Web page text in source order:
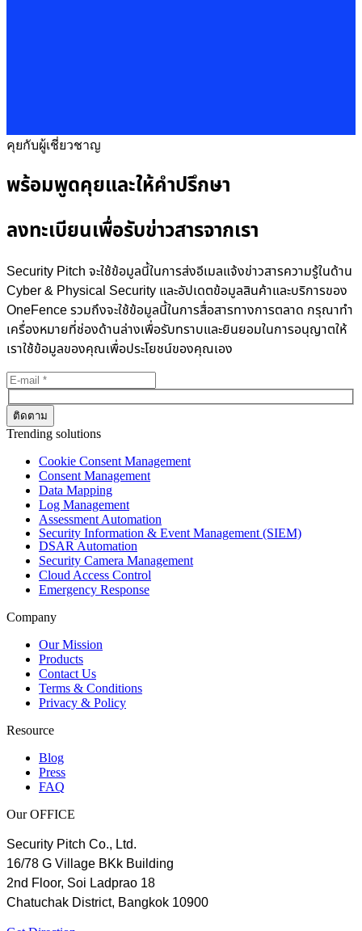
คุยกับผู้เชี่ยวชาญ
พร้อมพูดคุยและให้คำปรึกษา
ลงทะเบียนเพื่อรับข่าวสารจากเรา
Security Pitch จะใช้ข้อมูลนี้ในการส่งอีเมลแจ้งข่าวสารความรู้ในด้าน
Cyber & Physical Security และอัปเดตข้อมูลสินค้าและบริการของ
OneFence รวมถึงจะใช้ข้อมูลนี้ในการสื่อสารทางการตลาด กรุณาทำ
เครื่องหมายที่ช่องด้านล่างเพื่อรับทราบและยินยอมในการอนุญาตให้
เราใช้ข้อมูลของคุณเพื่อประโยชน์ของคุณเอง
Trending solutions
Cookie Consent Management
Consent Management
Data Mapping
Log Management
Assessment Automation
Security Information & Event Management (SIEM)
DSAR Automation
Security Camera Management
Cloud Access Control
Emergency Response
Company
Our Mission
Products
Contact Us
Terms & Conditions
Privacy & Policy
Resource
Blog
Press
FAQ
Our OFFICE
Security Pitch Co., Ltd.
16/78 G Village BKk Building
2nd Floor, Soi Ladprao 18
Chatuchak District, Bangkok 10900